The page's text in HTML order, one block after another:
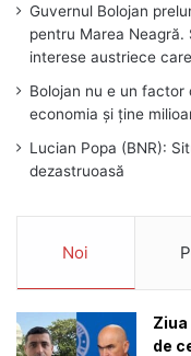
Guvernul Bolojan
pentru Marea
interese austriece
Bolojan nu e un
economia și ține
Lucian Popa (BNR):
dezastruoasă
Noi
de